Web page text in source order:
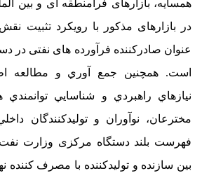
همسایه، بازارهای فرامنطقه ای و بین
در بازارهای مذکور با رویکرد تثبیت
عنوان صادرکننده فرآورده های نفتی در
است. همچنین جمع آوري و مطالعه
نيازهاي راهبردي و شناسايي
مخترعان، نوآوران و توليدكنندگان
فهرست بلند دستگاه مرکزی وزارت نفت،
بين سازنده و توليدكننده با مصرف كننده